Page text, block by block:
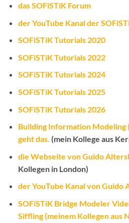
das SOFiSTiK Forum
der YouTube Kanal der
SOFiSTiK Tutorials 2020
SOFiSTiK Tutorials 2022
SOFiSTiK Tutorials 2024
SOFiSTiK Tutorials 2025
SOFiSTiK Tutorials 2026
Building Information Modeling
geht das. (mein Kollege aus
die Webseite von Guido
Kollegen in London)
der YouTube Kanal von Guido
SOFiSTiK Bridge Modeler
Siffling (meinem Kollegen aus